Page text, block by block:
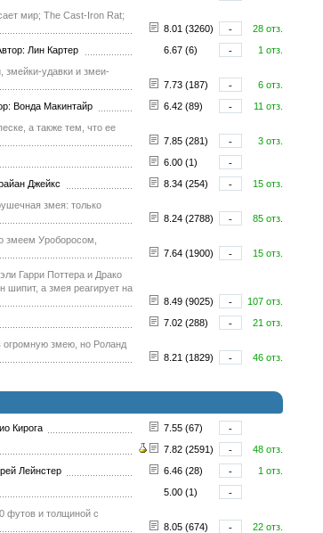
мир; The Cast-Iron Rat;
8.01 (3260) -
28 отз.
Лин Картер 6.67 (6) -
1 отз.
змейки-удавки и змеи-
7.73 (187) -
6 отз.
Вонда Макинтайр 6.42 (89) -
11 отз.
а также тем, что ее
7.85 (281) -
3 отз.
6.00 (1)
-
Джейкс 8.34 (254) -
15 отз.
змея: только
8.24 (2788) -
85 отз.
змеем Уроборосом,
7.64 (1900) -
15 отз.
Гарри Поттера и Драко
шипит, а змея реагирует на
8.49 (9025) -
107 отз.
7.02 (288) -
21 отз.
огромную змею, но Роланд
8.21 (1829) - 46 отз.
Кирога 7.55 (67)
-
7.82 (2591) -
48 отз.
Лейнстер 6.46 (28) -
1 отз.
5.00 (1)
-
футов и толщиной с
8.05 (674) -
22 отз.